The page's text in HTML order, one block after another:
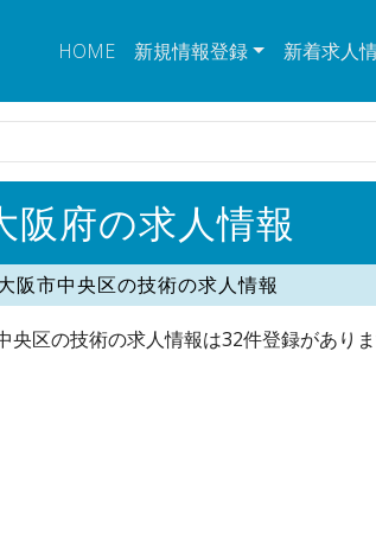
HOME 新規情報登録 新着求人
阪府の求人情報
阪市中央区の技術の求人情報
央区の技術の求人情報は32件登録がありま